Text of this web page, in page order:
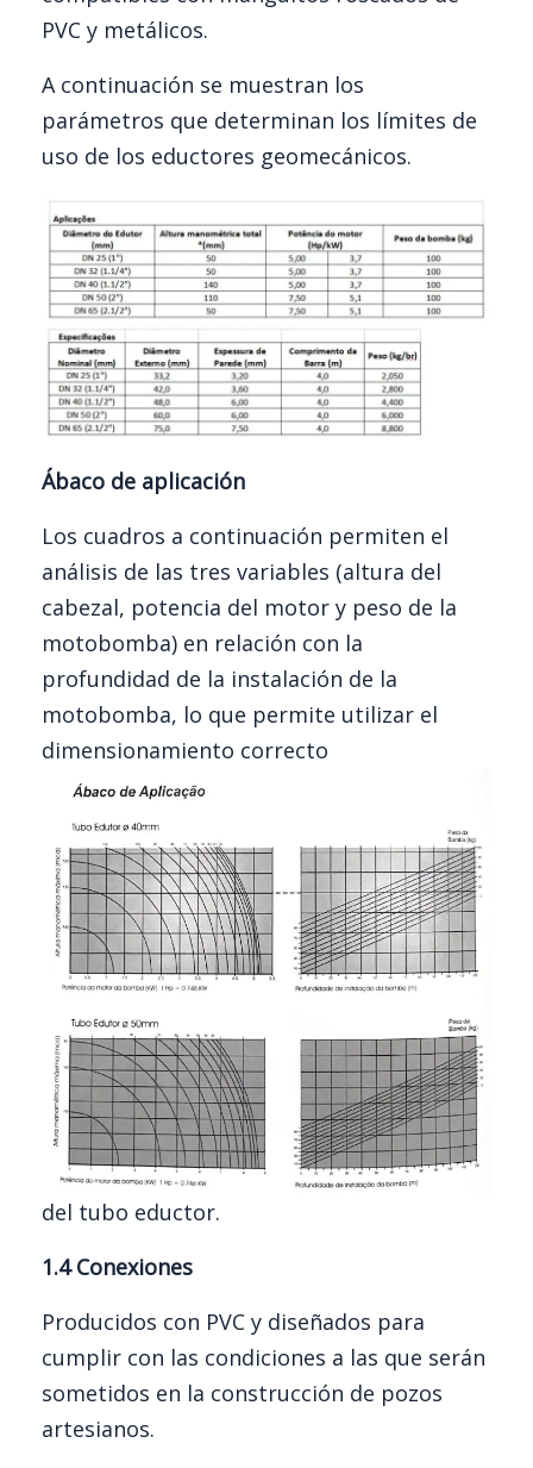
PVC y metálicos.
A continuación se muestran los
parámetros que determinan los límites de
uso de los eductores geomecánicos.
Ábaco de aplicación
Los cuadros a continuación permiten el
análisis de las tres variables (altura del
cabezal, potencia del motor y peso de la
motobomba) en relación con la
profundidad de la instalación de la
motobomba, lo que permite utilizar el
dimensionamiento correcto
del tubo eductor.
1.4 Conexiones
Producidos con PVC y diseñados para
cumplir con las condiciones a las que serán
sometidos en la construcción de pozos
artesianos.